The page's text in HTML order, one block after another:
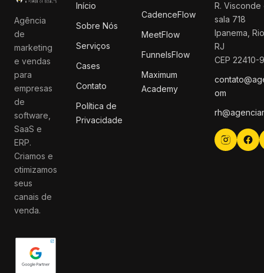
Agência
de
marketing
e vendas
para
empresas
de
software,
SaaS e
ERP.
Criamos e
otimizamos
seus
canais de
venda.
Início
Sobre Nós
Serviços
Cases
Contato
Política de
Privacidade
CadenceFlow
MeetFlow
FunnelsFlow
Maximum
Academy
R.
sala 718
Ipanema,
RJ
CEP 22410-
om